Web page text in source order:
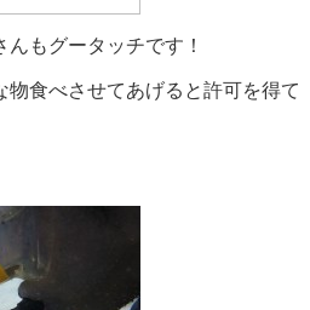
もグータッチです！
物食べさせてあげると許可を得て